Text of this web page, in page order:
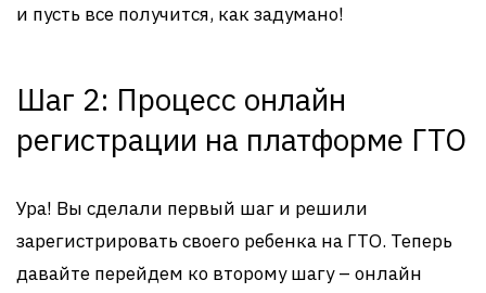
и пусть все получится, как задумано!
Шаг 2: Процесс онлайн
регистрации на платформе ГТО
Ура! Вы сделали первый шаг и решили
зарегистрировать своего ребенка на ГТО. Теперь
давайте перейдем ко второму шагу – онлайн